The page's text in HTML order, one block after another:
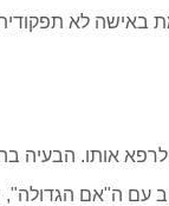
באישה לא
אותו. הבעיה
עם ה"אם